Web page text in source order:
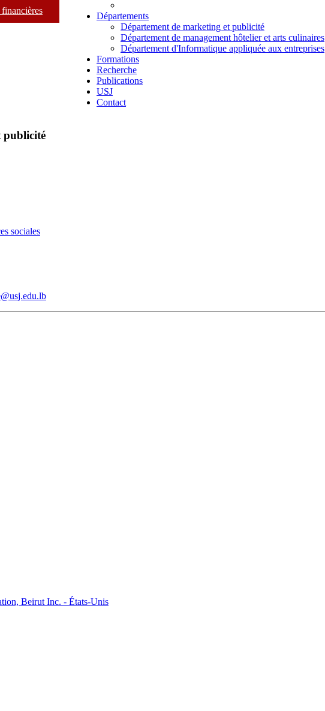
Départements
Département de marketing et publicité
Département de management hôtelier et arts culinaires
Département d'Informatique appliquée aux entreprises
Formations
Recherche
Publications
USJ
Contact
publicité
sociales
Beirut Inc. - États-Unis